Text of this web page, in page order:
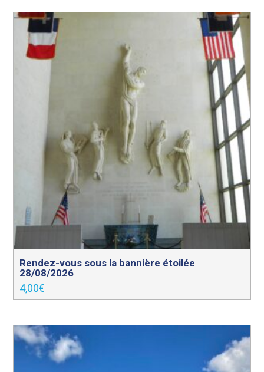
Rendez-vous sous la bannière étoilée
28/08/2026
4,00€